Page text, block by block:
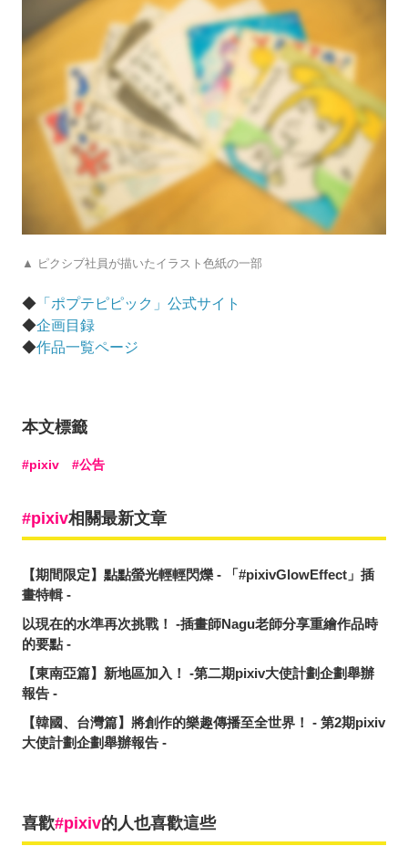
▲ ピクシブ社員が描いたイラスト色紙の一部
◆ 「ポプテピピック」公式サイト
◆企画目録
◆作品一覧ページ
本文標籤
pixiv 公告
pixiv相關最新文章
【期間限定】點點螢光輕輕閃爍 - 「#pixivGlowEffect」插
畫特輯 -
以現在的水準再次挑戰！ -插畫師Nagu老師分享重繪作品時
的要點 -
【東南亞篇】新地區加入！ -第二期pixiv大使計劃企劃舉辦
報告 -
【韓國、台灣篇】將創作的樂趣傳播至全世界！ - 第2期pixiv
大使計劃企劃舉辦報告 -
喜歡 pixiv的人也喜歡這些